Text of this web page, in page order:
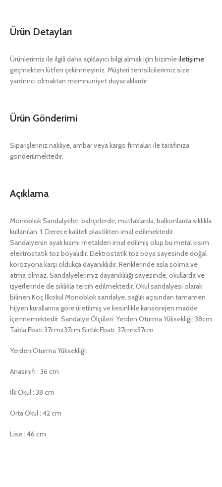
Ürün Detayları
Ürünlerimiz ile ilgili daha açıklayıcı bilgi almak için bizimleiletişime
geçmekten lütfen çekinmeyiniz. Müşteri temsilcilerimiz size
yardımcı olmaktan memnuniyet duyacaklardır.
Ürün Gönderimi
Siparişleriniz nakliye, ambar veya kargo firmaları ile tarafınıza
gönderilmektedir.
Açıklama
Monoblok Sandalyeler, bahçelerde, mutfaklarda, balkonlarda sıklıkla
kullanılan, 1. Derece kaliteli plastikten imal edilmektedir.
Sandalyenin ayak kısmı metalden imal edilmiş olup bu metal kısım
elektrostatik toz boyalıdır. Elektrostatik toz boya sayesinde doğal
korozyona karşı oldukça dayanıklıdır. Renklerinde asla solma ve
atma olmaz. Sandalyelerimiz dayanıklılığı sayesinde, okullarda ve
işyerlerinde de sıklıkla tercih edilmektedir. Okul sandalyesi olarak
bilinen Koç İlkokul Monoblok sandalye, sağlık açısından tamamen
hijyen kurallarına göre üretilmiş ve kesinlikle kansorejen madde
içermemektedir. Sandalye Ölçüleri: Yerden Oturma Yüksekliği: 38cm
Tabla Ebatı:37cmx37cm Sırtlık Ebatı: 37cmx37cm
Yerden Oturma Yüksekliği:
Anasınıfı : 36 cm
İlk Okul : 38 cm
Orta Okul : 42 cm
Lise : 46 cm